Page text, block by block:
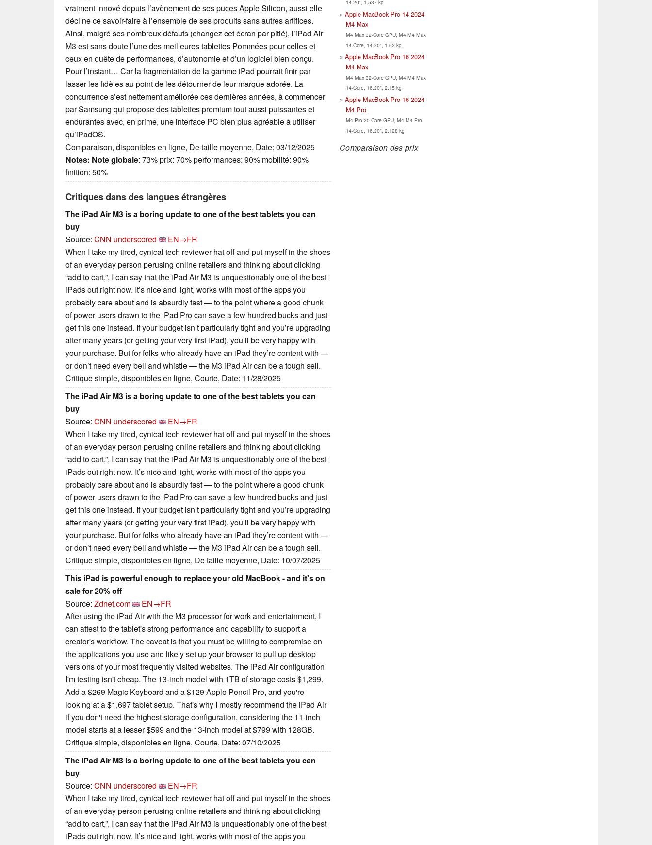
vraiment innové depuis l’avènement de ses puces Apple Silicon, aussi elle
décline ce savoir-faire à l’ensemble de ses produits sans autres artifices.
Ainsi, malgré ses nombreux défauts (changez cet écran par pitié), l’iPad Air
M3 est sans doute l’une des meilleures tablettes Pommées pour celles et
ceux en quête de performances, d’autonomie et d’un logiciel bien conçu.
Pour l’instant… Car la fragmentation de la gamme iPad pourrait finir par
lasser les fidèles au point de les détourner de leur marque adorée. La
concurrence s’est nettement améliorée ces dernières années, à commencer
par Samsung qui propose des tablettes premium tout aussi puissantes et
endurantes avec, en prime, une interface PC bien plus agréable à utiliser
qu’iPadOS.
Comparaison, disponibles en ligne, De taille moyenne, Date: 03/12/2025
Notes: Note globale: 73% prix: 70% performances: 90% mobilité: 90%
finition: 50%
Critiques dans des langues étrangères
The iPad Air M3 is a boring update to one of the best tablets you can
buy
Source: CNN underscored
EN→FR
When I take my tired, cynical tech reviewer hat off and put myself in the shoes
of an everyday person perusing online retailers and thinking about clicking
“add to cart,”, I can say that the iPad Air M3 is unquestionably one of the best
iPads out right now. It’s nice and light, works with most of the apps you
probably care about and is absurdly fast — to the point where a good chunk
of power users drawn to the iPad Pro can save a few hundred bucks and just
get this one instead. If your budget isn’t particularly tight and you’re upgrading
after many years (or getting your very first iPad), you’ll be very happy with
your purchase. But for folks who already have an iPad they’re content with —
or don’t need every bell and whistle — the M3 iPad Air can be a tough sell.
Critique simple, disponibles en ligne, Courte, Date: 11/28/2025
The iPad Air M3 is a boring update to one of the best tablets you can
buy
Source: CNN underscored
EN→FR
When I take my tired, cynical tech reviewer hat off and put myself in the shoes
of an everyday person perusing online retailers and thinking about clicking
“add to cart,”, I can say that the iPad Air M3 is unquestionably one of the best
iPads out right now. It’s nice and light, works with most of the apps you
probably care about and is absurdly fast — to the point where a good chunk
of power users drawn to the iPad Pro can save a few hundred bucks and just
get this one instead. If your budget isn’t particularly tight and you’re upgrading
after many years (or getting your very first iPad), you’ll be very happy with
your purchase. But for folks who already have an iPad they’re content with —
or don’t need every bell and whistle — the M3 iPad Air can be a tough sell.
Critique simple, disponibles en ligne, De taille moyenne, Date: 10/07/2025
This iPad is powerful enough to replace your old MacBook - and it's on
sale for 20% off
Source: Zdnet.com
EN→FR
After using the iPad Air with the M3 processor for work and entertainment, I
can attest to the tablet's strong performance and capability to support a
creator's workflow. The caveat is that you must be willing to compromise on
the applications you use and likely set up your browser to pull up desktop
versions of your most frequently visited websites. The iPad Air configuration
I'm testing isn't cheap. The 13-inch model with 1TB of storage costs $1,299.
Add a $269 Magic Keyboard and a $129 Apple Pencil Pro, and you're
looking at a $1,697 tablet setup. That's why I mostly recommend the iPad Air
if you don't need the highest storage configuration, considering the 11-inch
model starts at a lesser $599 and the 13-inch model at $799 with 128GB.
Critique simple, disponibles en ligne, Courte, Date: 07/10/2025
The iPad Air M3 is a boring update to one of the best tablets you can
buy
Source: CNN underscored
EN→FR
When I take my tired, cynical tech reviewer hat off and put myself in the shoes
of an everyday person perusing online retailers and thinking about clicking
“add to cart,”, I can say that the iPad Air M3 is unquestionably one of the best
iPads out right now. It’s nice and light, works with most of the apps you
14.20", 1.537 kg
Apple MacBook Pro 14 2024
M4 Max
M4 Max 32-Core GPU, M4 M4 Max
14-Core, 14.20", 1.62 kg
Apple MacBook Pro 16 2024
M4 Max
M4 Max 32-Core GPU, M4 M4 Max
14-Core, 16.20", 2.15 kg
Apple MacBook Pro 16 2024
M4 Pro
M4 Pro 20-Core GPU, M4 M4 Pro
14-Core, 16.20", 2.128 kg
Comparaison des prix